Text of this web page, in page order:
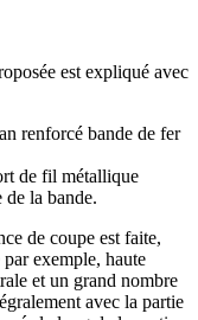
est expliqué avec
renforcé bande de fer
de fil métallique
de la bande.
de coupe est faite,
exemple, haute
et un grand nombre
avec la partie